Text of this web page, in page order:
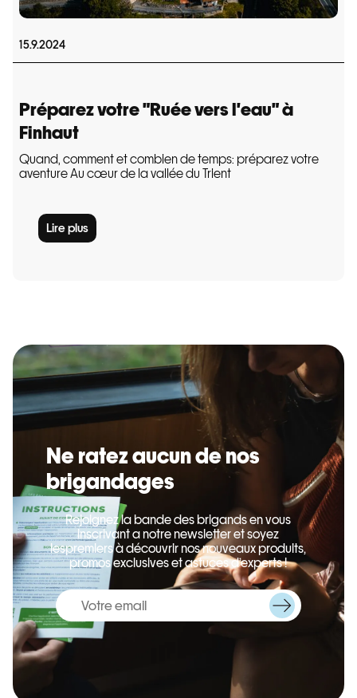
15.9.2024
Préparez votre "Ruée vers l'eau" à
Finhaut
Quand, comment et combien de temps: préparez votre
aventure Au cœur de la vallée du Trient
Lire plus
Ne ratez aucun de nos
brigandages
Rejoignez la bande des brigands en vous
inscrivant a notre newsletter et soyez
lespremiers à découvrir nos nouveaux produits,
promos exclusives et astuces d’experts !